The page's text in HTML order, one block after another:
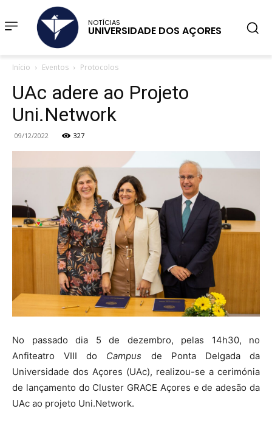
NOTÍCIAS
UNIVERSIDADE DOS AÇORES
Início Eventos Protocolos
UAc adere ao Projeto
Uni.Network
09/12/2022 327
No passado dia 5 de dezembro, pelas 14h30, no
Anfiteatro VIII do Campus de Ponta Delgada da
Universidade dos Açores (UAc), realizou-se a cerimónia
de lançamento do Cluster GRACE Açores e de adesão da
UAc ao projeto Uni.Network.